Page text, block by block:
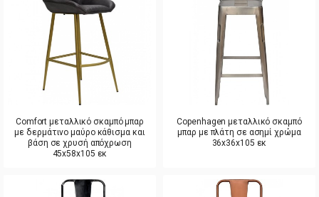
Comfort μεταλλικό σκαμπό μπαρ
με δερμάτινο μαύρο κάθισμα και
βάση σε χρυσή απόχρωση
45x58x105 εκ
Copenhagen μεταλλικό σκαμπό
μπαρ με πλάτη σε ασημί χρώμα
36x36x105 εκ